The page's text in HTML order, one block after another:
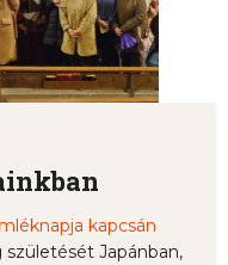
kapcsán
Japánban,